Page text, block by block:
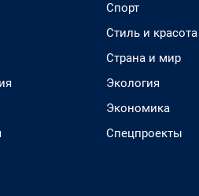
Спорт
Стиль и красота
Страна и мир
Экология
Экономика
Спецпроекты